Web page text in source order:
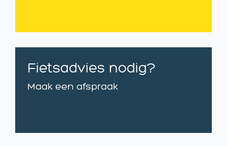
Fietsadvies nodig?
Maak een afspraak